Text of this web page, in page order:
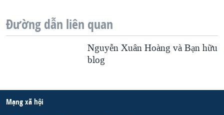
Đường dẫn liên quan
Nguyễn Xuân Hoàng và Bạn hữu
blog
Mạng xã hội